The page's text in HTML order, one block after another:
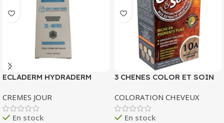
ECLADERM HYDRADERM
INTENSE 72H 50 ML
CREMES JOUR
En stock
3 CHENES COLOR ET SOIN
10 A BLOND CLAIR CENDRE
135 ML
COLORATION CHEVEUX
En stock